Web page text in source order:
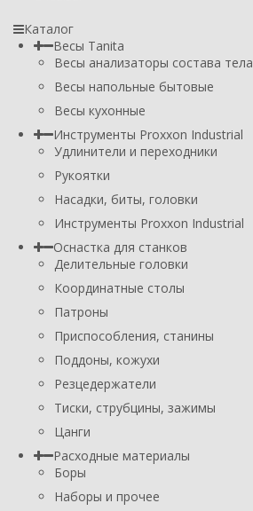
Каталог
Весы Tanita
Весы анализаторы состава тела
Весы напольные бытовые
Весы кухонные
Инструменты Proxxon Industrial
Удлинители и переходники
Рукоятки
Насадки, биты, головки
Инструменты Proxxon Industrial
Оснастка для станков
Делительные головки
Координатные столы
Патроны
Приспособления, станины
Поддоны, кожухи
Резцедержатели
Тиски, струбцины, зажимы
Цанги
Расходные материалы
Боры
Наборы и прочее